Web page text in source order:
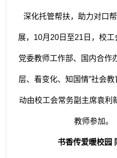
深化托管帮扶，助力对口
展， 10月20日至21日，校工
党委教师工作部、国内合作
层、看变化、知国情”社会
动由校工会常务副主席袁利
教师参加。
书香传爱暖校园